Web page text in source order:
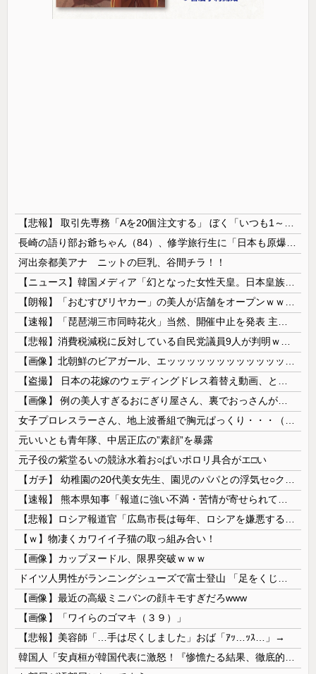
河出奈都美アナ ニットの巨乳、谷間チラ！！
元いいとも青年隊、中居正広の”素顔”を暴露
元子役の紫堂るいの競泳水着お○ぱいポロリ具合がエ□い
【ｗ】物凄くカワイイ子猫の取っ組み合い！
【画像】カップヌードル、限界突破ｗｗｗ
【画像】最近の高級ミニバンの顔キモすぎだろwww
【画像】「ワイらのゴマキ（３９）」
【悲報】美容師「…手は尽くしました」おば「ｱｯ…ｯｽ…」→